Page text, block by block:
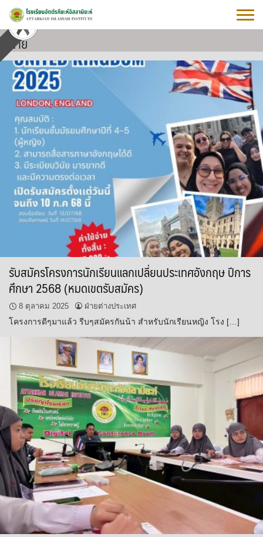
Skip
content
ฝ่าย
รับสมัครโครงการนักเรียนแลกเปลี่ยนประเทศอังกฤษ ปีการ
ศึกษา 2568 (หมดเขตรับสมัคร)
8 ตุลาคม 2025 ฝ่ายต่างประเทศ
โครงการดีๆมาแล้ว รีบๆสมัครกันน้า สำหรับนักเรียนหญิง โรง […]